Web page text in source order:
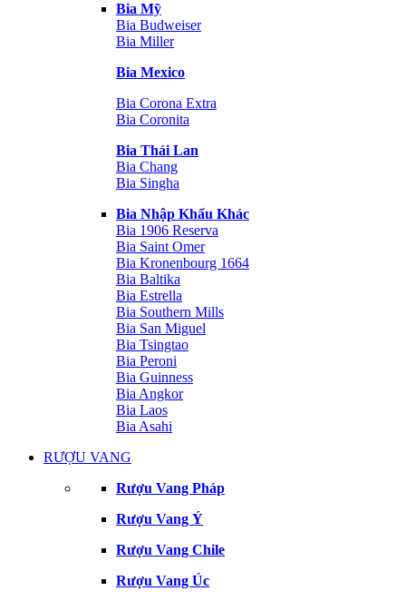
Bia Mỹ
Bia Budweiser
Bia Miller
Bia Mexico
Bia Corona Extra
Bia Coronita
Bia Thái Lan
Bia Chang
Bia Singha
Bia Nhập Khẩu Khác
Bia 1906 Reserva
Bia Saint Omer
Bia Kronenbourg 1664
Bia Baltika
Bia Estrella
Bia Southern Mills
Bia San Miguel
Bia Tsingtao
Bia Peroni
Bia Guinness
Bia Angkor
Bia Laos
Bia Asahi
RƯỢU VANG
Rượu Vang Pháp
Rượu Vang Ý
Rượu Vang Chile
Rượu Vang Úc